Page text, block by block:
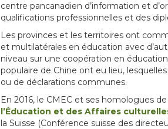
centre pancanadien d’information et
qualifications professionnelles et des
Les provinces et les territoires ont
et multilatérales en éducation avec
niveau sur une coopération en
populaire de Chine ont eu lieu,
ou de déclarations communes.
En 2016, le CMEC et ses homologues
l’Éducation et des Affaires
la Suisse (Conférence suisse des